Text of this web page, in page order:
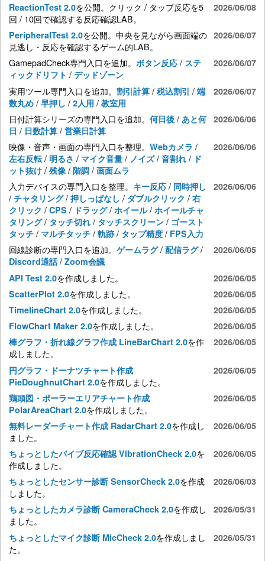
ReactionTest 2.0を公開。クリック / タップ反応を5
回 / 10回で確認する反応確認LAB。
2026/06/08
PeripheralTest 2.0を公開。中央を見ながら画面端の
見逃し・反応を確認するゲーム的LAB。
2026/06/07
GamepadCheck専門入口を追加。 ボタン反応/ ステ
ィックドリフト / デッドゾーン
2026/06/07
実用ツール専門入口を追加。 割引計算/ 税込割引 / 端
数丸め/ 早押し / 2人用 / 教室用
2026/06/07
日付計算シリーズの専門入口を追加。 何日後/ あと何
日 / 日数計算/ 営業日計算
2026/06/06
映像・音声・画面の専門入口を整理。 Webカメラ /
左右反転/ 明るさ / マイク音量/ ノイズ/ 音割れ/ ド
ット抜け/ 残像 / 階調/ 画面ムラ
2026/06/06
入力デバイスの専門入口を整理。 キー反応/ 同時押し
/ チャタリング/ 押しっぱなし / ダブルクリック / 右
クリック / CPS / ドラッグ/ ホイール/ ホイールチャ
タリング/ タッチ切れ/ タッチスクリーン/ ゴースト
タッチ/ マルチタッチ/ 軌跡/ タップ精度/ FPS入力
2026/06/06
回線診断の専門入口を追加。 ゲームラグ/ 配信ラグ/
Discord通話/ Zoom会議
2026/06/05
API Test 2.0を作成しました。
2026/06/05
ScatterPlot 2.0を作成しました。
2026/06/05
TimelineChart 2.0を作成しました。
2026/06/05
FlowChart Maker 2.0を作成しました。
2026/06/05
棒グラフ・折れ線グラフ作成 LineBarChart 2.0を作
成しました。
2026/06/05
円グラフ・ドーナツチャート作成
PieDoughnutChart 2.0を作成しました。
2026/06/05
鶏頭図・ポーラーエリアチャート作成
PolarAreaChart 2.0を作成しました。
2026/06/05
無料レーダーチャート作成 RadarChart 2.0を作成し
ました。
2026/06/05
ちょっとしたバイブ反応確認 VibrationCheck 2.0を
作成しました。
2026/06/05
ちょっとしたセンサー診断 SensorCheck 2.0を作成
しました。
2026/06/03
ちょっとしたカメラ診断 CameraCheck 2.0を作成し
ました。
2026/05/31
ちょっとしたマイク診断 MicCheck 2.0を作成しまし
た。
2026/05/31